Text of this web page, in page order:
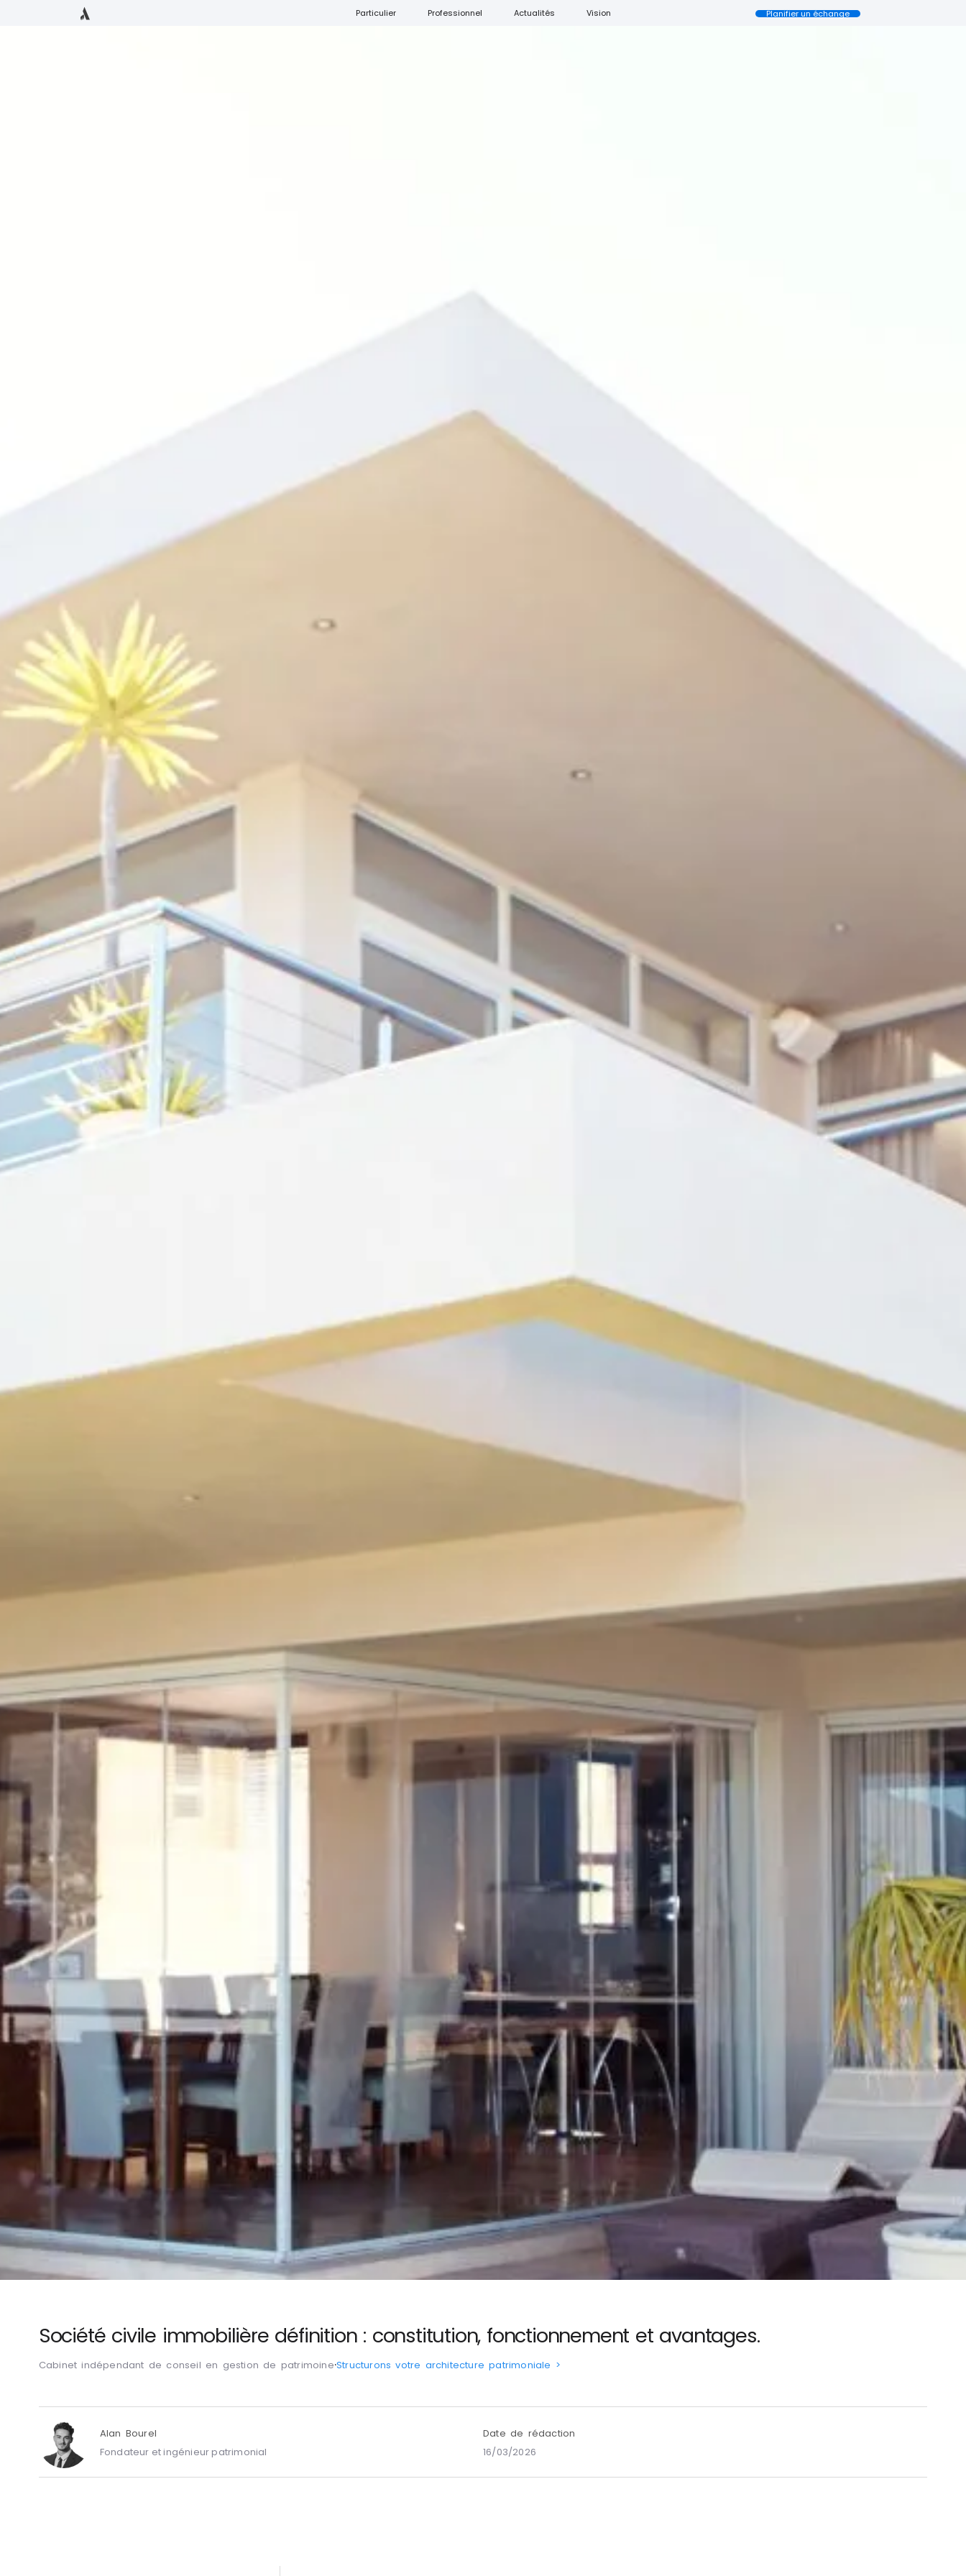
Particulier Professionnel Actualités Vision Planifier un échange
Société civile immobilière définition : constitution, fonctionnement et avantages.
Cabinet indépendant de conseil en gestion de patrimoine⸱Structurons votre architecture patrimoniale >
Alan Bourel
Fondateur et ingénieur patrimonial
Date de rédaction
16/03/2026